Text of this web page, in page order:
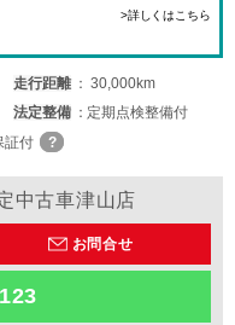
>詳しくはこちら
走行距離
30,000km
法定整備
定期点検整備付
証付
中古車津山店
お問合せ